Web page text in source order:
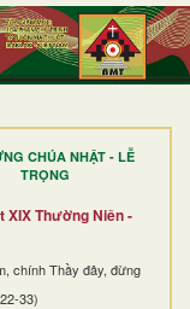
CHÚA NHẬT - LỄ
TRỌNG
XIX Thường Niên -
chính Thầy đây, đừng
33)